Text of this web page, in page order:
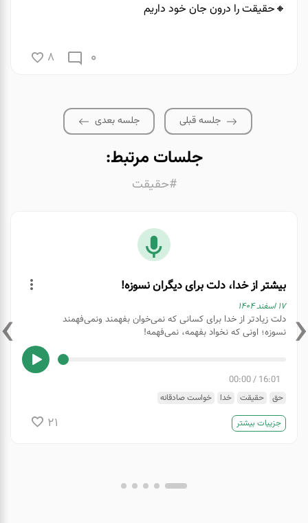
🔸️حقیقت را درون جان خود داریم
0
8
جلسه قبلی جلسه بعدی
جلسات مرتبط:
#حقیقت
بیشتر از خدا، دلت برای دیگران نسوزه!
۱۷ اسفند ۱۴۰۴
دلت زیادتر از خدا برای کسانی که نمی‌خوان بفهمند ونمی‌فهمند
نسوزه؛ اونی که نخواد بفهمه، نمی‌فهمه!
16:01
/
00:00
حق حقیقت خدا خواست صادقانه
جزییات بیشتر 21
‹
›